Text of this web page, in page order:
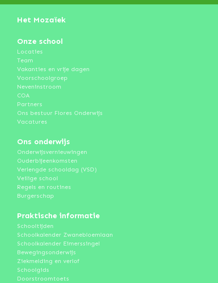
Het Mozaïek
Onze school
Locaties
Team
Vakanties en vrije dagen
Voorschoolgroep
Neveninstroom
COA
Partners
Ons bestuur Flores Onderwijs
Vacatures
Ons onderwijs
Onderwijsvernieuwingen
Ouderbijeenkomsten
Verlengde schooldag (VSD)
Veilige school
Regels en routines
Burgerschap
Praktische informatie
Schooltijden
Schoolkalender Zwanebloemlaan
Schoolkalender Eimerssingel
Bewegingsonderwijs
Ziekmelding en verlof
Schoolgids
Doorstroomtoets